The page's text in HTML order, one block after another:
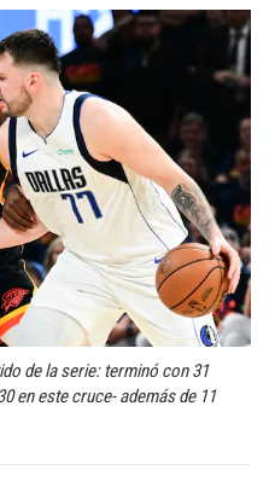
de la serie: terminó con 31
en este cruce- además de 11